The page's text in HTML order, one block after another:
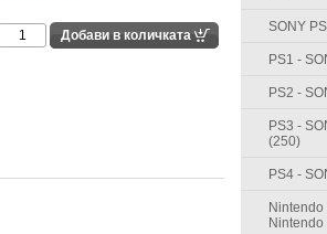
SONY
PS1 -
PS2 -
PS3 -
(250)
PS4 -